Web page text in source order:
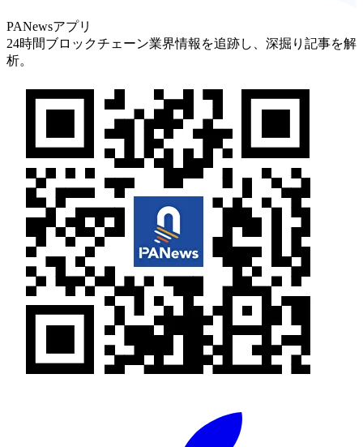
PANewsアプリ
24時間ブロックチェーン業界情報を追跡し、深掘り記事を解
析。